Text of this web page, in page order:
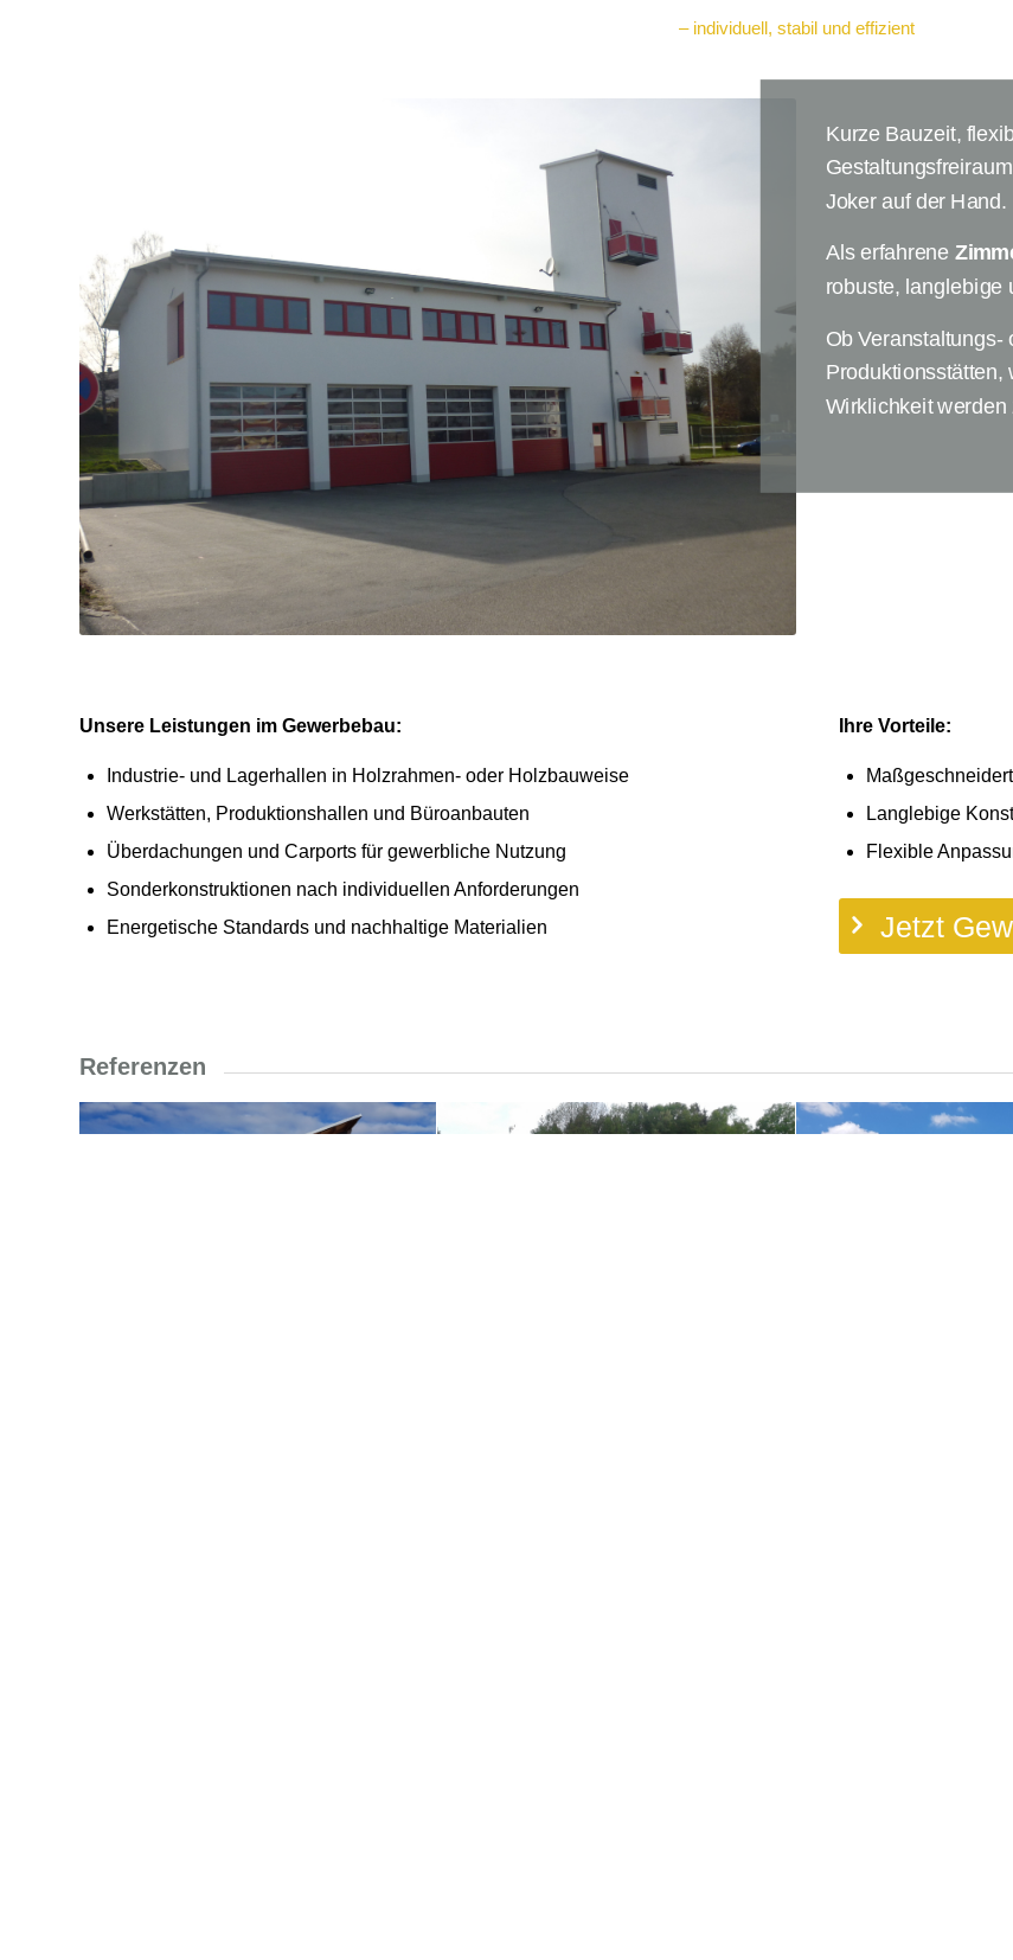
– individuell, stabil und effizient
Kurze Bauzeit,
Joker auf der Hand.
Als erfahrene
robuste, langlebige
Ob
Produktionsstätten,
Wirklichkeit werden
Unsere Leistungen im Gewerbebau:
Industrie- und Lagerhallen in Holzrahmen- oder Holzbauweise
Werkstätten, Produktionshallen und Büroanbauten
Überdachungen und Carports für gewerbliche Nutzung
Sonderkonstruktionen nach individuellen Anforderungen
Energetische Standards und nachhaltige Materialien
Ihre Vorteile:
Langlebige
Flexible
Jetzt
Referenzen